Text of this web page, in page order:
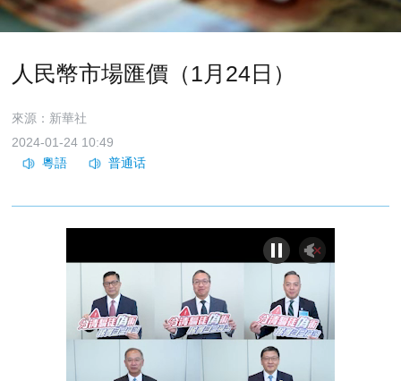
人民幣市場匯價（1月24日）
來源：新華社
2024-01-24 10:49